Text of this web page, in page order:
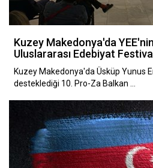
Kuzey Makedonya'da
Uluslararası Edebiyat
Kuzey Makedonya'da Üsküp Yunus
desteklediği 10. Pro-Za Balkan …